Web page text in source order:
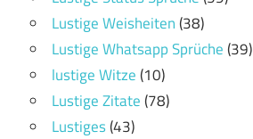
Lustige Weisheiten(38)
Lustige Whatsapp Sprüche(39)
lustige Witze(10)
Lustige Zitate(78)
Lustiges(43)